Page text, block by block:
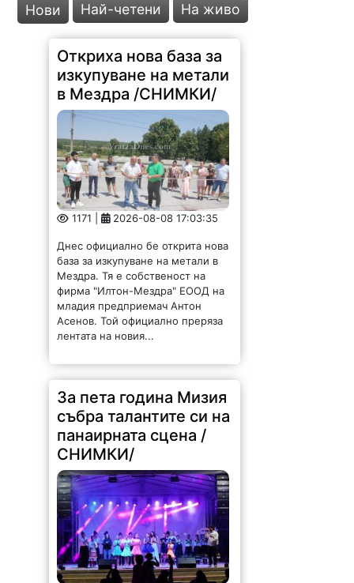
Нови Най-четени На живо
Откриха нова база за
изкупуване на метали
в Мездра /СНИМКИ/
1171 | 2026-08-08 17:03:35
Днес официално бе открита нова
база за изкупуване на метали в
Мездра. Тя е собственост на
фирма "Илтон-Мездра" ЕООД на
младия предприемач Антон
Асенов. Той официално преряза
лентата на новия...
За пета година Мизия
събра талантите си на
панаирната сцена /
СНИМКИ/